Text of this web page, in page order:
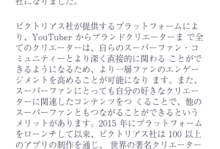
ビクトリアス社が提供するプラットフォームによ
り、YouTuber からブランドクリエーターま で全
てのクリエーターは、自らのスーパーファン・コ
ミュニティーとより深く直接的に関わる ことがで
きるようになるため、より一層ファンのエンゲー
ジメントを高めることが可能になり ます。また、
スーパーファンにとっても自分の好きなクリエー
ターに関連したコンテンツをつ くることで、他の
スーパーファンともつながることができるという
メリットがあります。2015 年にプラットフォーム
をローンチして以来、ビクトリアス社は 100 以上
のアプリの制作を通じ、 世界の著名クリエーター